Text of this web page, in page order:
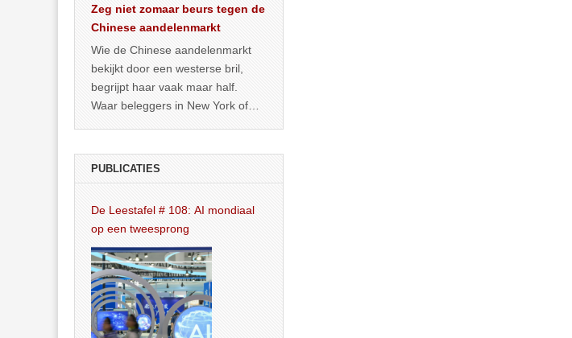
Zeg niet zomaar beurs tegen de
Chinese aandelenmarkt
Wie de Chinese aandelenmarkt
bekijkt door een westerse bril,
begrijpt haar vaak maar half.
Waar beleggers in New York of
PUBLICATIES
De Leestafel # 108: AI mondiaal
op een tweesprong